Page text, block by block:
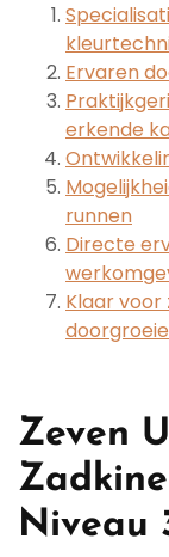
Ervaren
erkende
runnen
Directe
Klaar
Zeven
Niveau